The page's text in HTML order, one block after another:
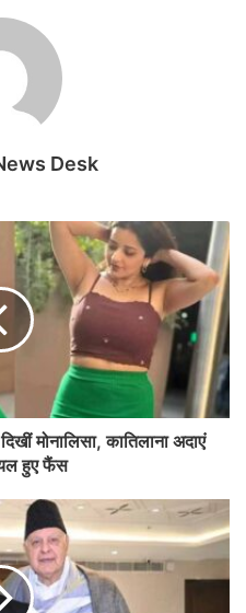
Desk
मोनालिसा, कातिलाना अदाएं
हुए फैंस